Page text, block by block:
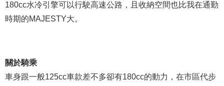
180cc水冷引擎可以行駛高速公路，且收納空間也比我在通勤
時期的MAJESTY大。
關於騎乘
車身跟一般125cc車款差不多卻有180cc的動力，在市區代步